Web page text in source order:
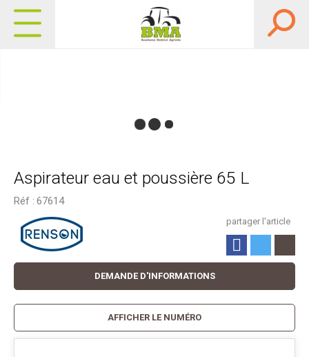
Aspirateur eau et poussière 65 L
Réf : 67614
partager l'article
DEMANDE D'INFORMATIONS
AFFICHER LE NUMÉRO